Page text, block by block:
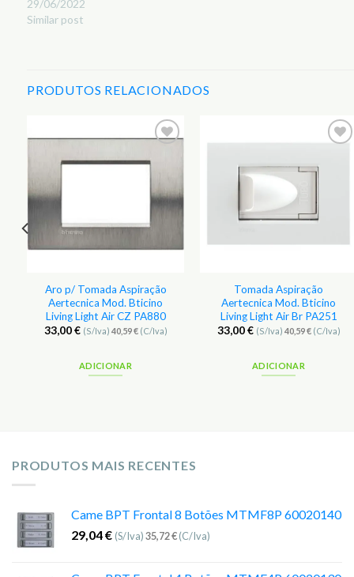
29/06/2022
Similar post
PRODUTOS RELACIONADOS
aos
Aro p/ Tomada Aspiração
Aertecnica Mod. Bticino
Living Light Air CZ PA880
33,00€ (S/Iva) 40,59€(C/Iva)
ADICIONAR
Favoritos
Tomada Aspiração
Aertecnica Mod. Bticino
Living Light Air Br PA251
33,00€ (S/Iva) 40,59€(C/Iva)
ADICIONAR
PRODUTOS MAIS RECENTES
Came BPT Frontal 8 Botões MTMF8P 60020140
29,04€ (S/Iva)35,72€(C/Iva)